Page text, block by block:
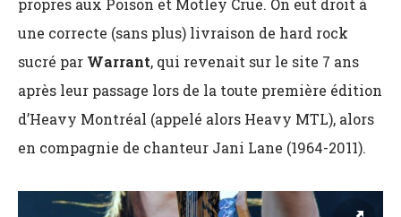
propres aux Poison et Mötley Crüe. On eut droit à
une correcte (sans plus) livraison de hard rock
sucré par Warrant, qui revenait sur le site 7 ans
après leur passage lors de la toute première édition
d’Heavy Montréal (appelé alors Heavy MTL), alors
en compagnie de chanteur Jani Lane (1964-2011).